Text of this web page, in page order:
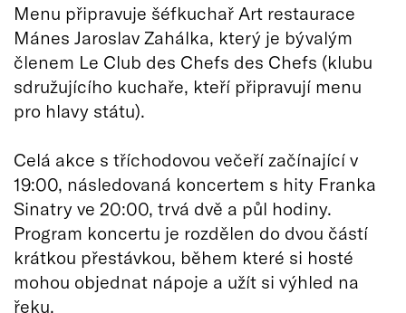
Menu připravuje šéfkuchař Art restaurace
Mánes Jaroslav Zahálka, který je bývalým
členem Le Club des Chefs des Chefs (klubu
sdružujícího kuchaře, kteří připravují menu
pro hlavy státu).
Celá akce s tříchodovou večeří začínající v
19:00, následovaná koncertem s hity Franka
Sinatry ve 20:00, trvá dvě a půl hodiny.
Program koncertu je rozdělen do dvou částí
krátkou přestávkou, během které si hosté
mohou objednat nápoje a užít si výhled na
řeku.